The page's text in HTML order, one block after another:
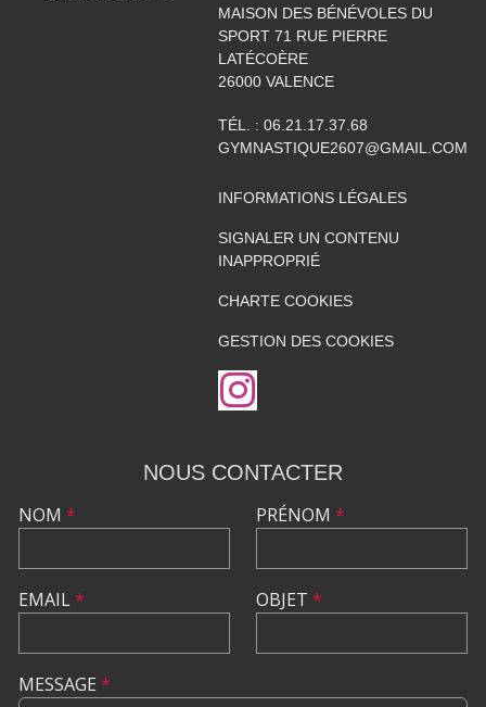
MAISON DES BÉNÉVOLES DU
SPORT 71 RUE PIERRE
LATÉCOÈRE
26000 VALENCE
TÉL. : 06.21.17.37.68
GYMNASTIQUE2607@GMAIL.COM
INFORMATIONS LÉGALES
SIGNALER UN CONTENU
INAPPROPRIÉ
CHARTE COOKIES
GESTION DES COOKIES
NOUS CONTACTER
NOM *
EMAIL*
PRÉNOM *
OBJET *
MESSAGE *